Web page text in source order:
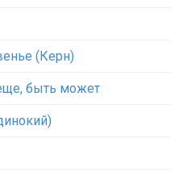
(Керн)
быть может